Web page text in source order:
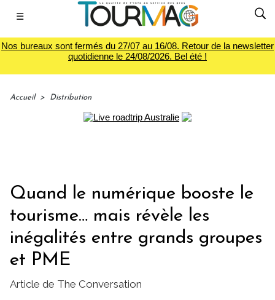
☰
Nos bureaux sont fermés du 27/07 au 16/08. Retour de la newsletter
quotidienne le 24/08/2026. Bel été !
Accueil > Distribution
Quand le numérique booste le
tourisme… mais révèle les
inégalités entre grands groupes
et PME
Article de The Conversation